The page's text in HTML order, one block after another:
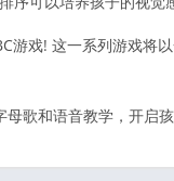
游戏! 这一系列游戏将
歌和语音教学，开启孩